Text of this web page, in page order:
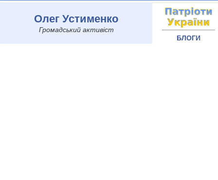
Олег Устименко
Громадський активіст
БЛОГИ